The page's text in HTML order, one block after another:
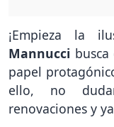
¡Empieza la
Mannucci
papel
ello, no
renovaciones y